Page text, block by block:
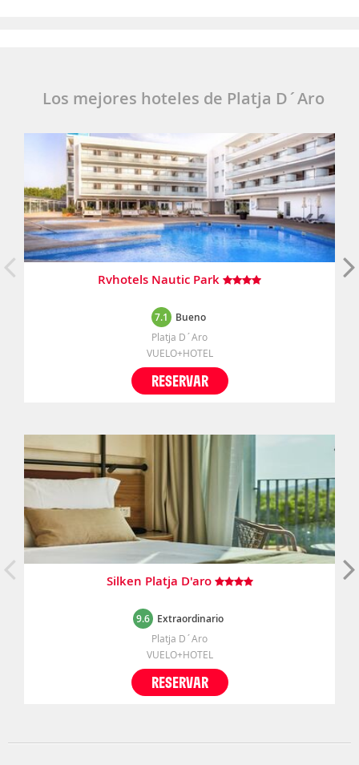
Los mejores hoteles de Platja D´Aro
Rvhotels Nautic Park
7.1 Bueno
Platja D´Aro
VUELO+HOTEL
RESERVAR
Silken Platja D'aro
9.6 Extraordinario
Platja D´Aro
VUELO+HOTEL
RESERVAR